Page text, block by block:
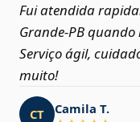
Fui atendida
Grande‑PB
Serviço ágil,
muito!
CT Camila T.